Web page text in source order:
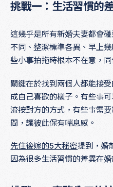
挑戰一：生活習慣的
這幾乎是所有新婚夫妻都會
不同、整潔標準各異、早上
些小事拍拖時根本不在意，
關鍵在於找到兩個人都能接
成自己喜歡的樣子。有些事
流按對方的方式，有些事需
間，讓彼此保有喘息感。
先住後嫁的5大秘密提到，婚
因為很多生活習慣的差異在